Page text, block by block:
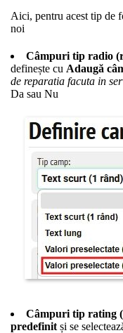
Aici, pentru acest tip de
noi
Câmpuri tip radio
definește cu Adaugă
de reparatia facuta in
Da sau Nu
Câmpuri tip rating
predefinit și se